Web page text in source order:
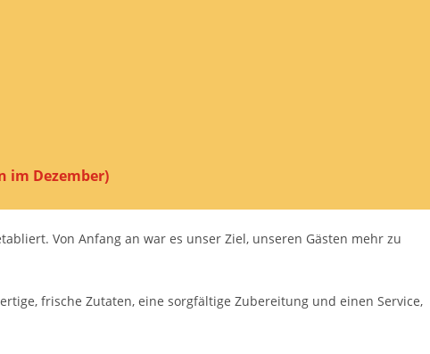
im Dezember)
Von Anfang an war es unser Ziel, unseren Gästen mehr zu
frische Zutaten, eine sorgfältige Zubereitung und einen Service,